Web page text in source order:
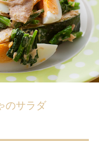
のサラダ